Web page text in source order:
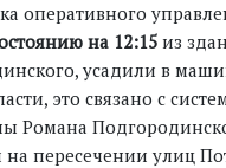
оперативного
на 12:15из
усадили в
это связано с
Романа
на пересечении улиц